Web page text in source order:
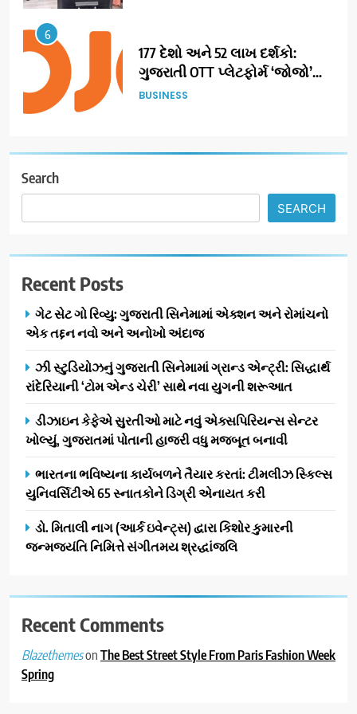
6
177 દેશો અને 52 લાખ દર્શકો:
ગુજરાતી OTT પ્લેટફોર્મ ‘જોજો’
(JOJO) નો વિશ્વભરમાં દબદબો
BUSINESS
અમદાવાદમાં યોજાયેલા ‘ઓકલ્ટ
ટેરોટ રીડર પુનિતજી લુલ્લા એ ટેરોટ
કાર્ડ રીડિંગ અંગે માહિતી આપી
ગ્લોબલ એક્સેલન્સ ફોરમ દ્વારા
પ્રતિષ્ઠિત કાર્યક્રમ નવી દિલ્હીમાં
સફળતાપૂર્વક યોજાયો
BUSINESS
ગેટ સેટ ગો રિવ્યુ: ગુજરાતી
સિનેમામાં એક્શન અને રોમાંચનો
અંદાજ
ENTERTAINMENT
ઝી સ્ટુડિયોઝનું ગુજરાતી સિનેમામાં
ગ્રાન્ડ એન્ટ્રી: સિદ્ધાર્થ રાંદેરિયાની
શરૂઆત
એક્સપિરિયન્સ સેન્ટર ખોલ્યું,
ગુજરાતમાં પોતાની હાજરી વધુ
મજબૂત બનાવી
BUSINESS
4
Search
SEARCH
Recent Posts
ગેટ સેટ ગો રિવ્યુ: ગુજરાતી સિનેમામાં એક્શન અને રોમાંચનો
એક તદ્દન નવો અને અનોખો અંદાજ
ઝી સ્ટુડિયોઝનું ગુજરાતી સિનેમામાં ગ્રાન્ડ એન્ટ્રી: સિદ્ધાર્થ
રાંદેરિયાની ‘ટોમ એન્ડ ચેરી’ સાથે નવા યુગની શરૂઆત
ડીઝાઇન કેફેએ સુરતીઓ માટે નવું એક્સપિરિયન્સ સેન્ટર
ખોલ્યું, ગુજરાતમાં પોતાની હાજરી વધુ મજબૂત બનાવી
ભારતના ભવિષ્યના કાર્યબળને તૈયાર કરતાં: ટીમલીઝ સ્કિલ્સ
યુનિવર્સિટીએ 65 સ્નાતકોને ડિગ્રી એનાયત કરી
ડો. મિતાલી નાગ (આર્ક ઇવેન્ટ્સ) દ્વારા કિશોર કુમારની
જન્મજયંતિ નિમિત્તે સંગીતમય શ્રદ્ધાંજલિ
Recent Comments
BlazethemesonThe Best Street Style From Paris Fashion Week
Spring